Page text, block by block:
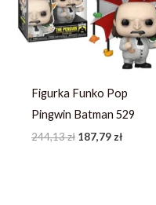
Figurka Funko Pop
Pingwin Batman 529
244,13zł
244,13 zł.
187,79zł
187,79